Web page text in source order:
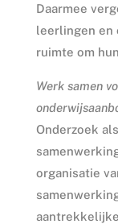
Daarmee
leerlingen en
ruimte om
Werk samen
Onderzoek
organisatie